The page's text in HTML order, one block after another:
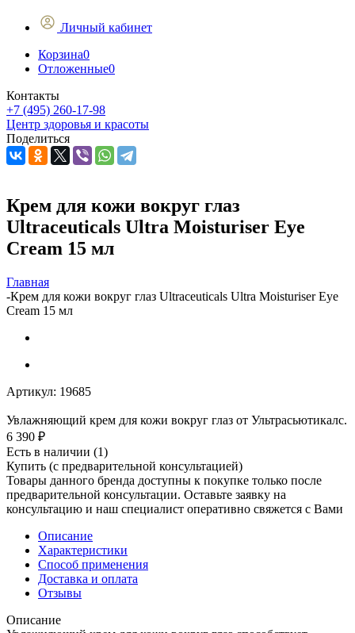
Личный кабинет
Корзина0
Отложенные0
Контакты
+7 (495) 260-17-98
Центр здоровья и красоты
Поделиться
Крем для кожи вокруг глаз
Ultraceuticals Ultra Moisturiser Eye
Cream 15 мл
Главная
-Крем для кожи вокруг глаз Ultraceuticals Ultra Moisturiser Eye
Cream 15 мл
Артикул: 19685
Увлажняющий крем для кожи вокруг глаз от Ультрасьютикалс.
6 390 ₽
Есть в наличии (1)
Купить (с предварительной консультацией)
Товары данного бренда доступны к покупке только после
предварительной консультации. Оставьте заявку на
консультацию и наш специалист оперативно свяжется с Вами
Описание
Характеристики
Способ применения
Доставка и оплата
Отзывы
Описание